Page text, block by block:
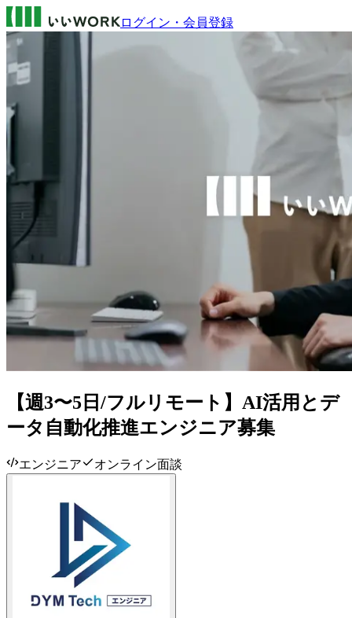
ログイン・会員登録
【週3〜5日/フルリモート】AI活用とデ
ータ自動化推進エンジニア募集
エンジニア オンライン面談